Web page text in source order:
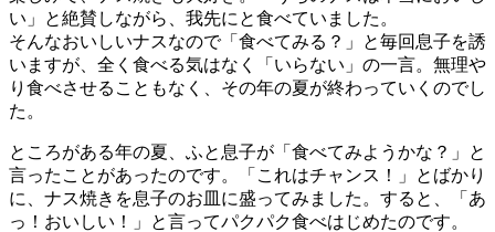
い」と絶賛しながら、我先にと食べていました。
そんなおいしいナスなので「食べてみる？」と毎回息子を誘
いますが、全く食べる気はなく「いらない」の一言。無理や
り食べさせることもなく、その年の夏が終わっていくのでし
た。
ところがある年の夏、ふと息子が「食べてみようかな？」と
言ったことがあったのです。「これはチャンス！」とばかり
に、ナス焼きを息子のお皿に盛ってみました。すると、「あ
っ！おいしい！」と言ってパクパク食べはじめたのです。